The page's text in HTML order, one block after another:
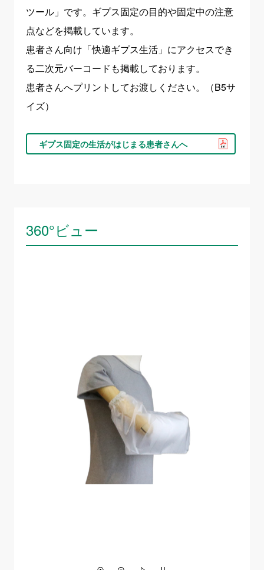
ツール」です。ギプス固定の目的や固定中の注意
点などを掲載しています。
患者さん向け「快適ギプス生活」にアクセスでき
る二次元バーコードも掲載しております。
患者さんへプリントしてお渡しください。（B5サ
イズ）
ギプス固定の生活がはじまる患者さんへ
360°ビュー